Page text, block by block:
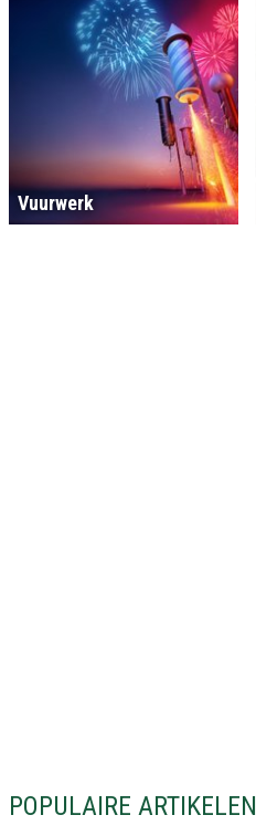
POPULAIRE ARTIKELEN
Vuurwerk